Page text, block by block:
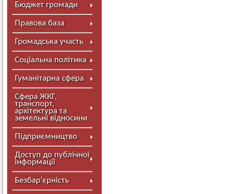
Бюджет громади
Правова база
Громадська участь
Соціальна політика
Гуманітарна сфера
Сфера ЖКГ,
транспорт,
архітектура та
земельні відносини
Підприємництво
Доступ до публічної
інформації
Безбар’єрність